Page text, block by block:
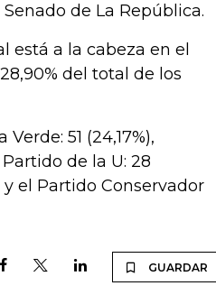
de La República.
está a la cabeza en el
del total de los
51 (24,17%),
de la U: 28
y el Partido Conservador
GUARDAR